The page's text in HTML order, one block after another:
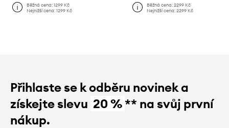
Běžná cena:1299 Kč
Nejnižší cena:1299 Kč
Běžná cena: 2299 Kč
Nejnižší cena: 2299 Kč
Přihlaste se k odběru novinek a
získejte slevu 20 %** na svůj první
nákup.